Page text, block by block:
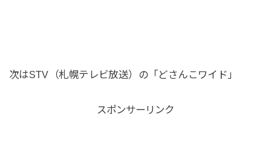
次はSTV（札幌テレビ放送）の「どさんこワイド」
スポンサーリンク